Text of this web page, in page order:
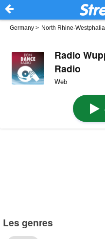
Germany > North Rhine-Westphalia
Radio
Radio
Web
Les genres